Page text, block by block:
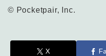
© Pocketpair, Inc.
X